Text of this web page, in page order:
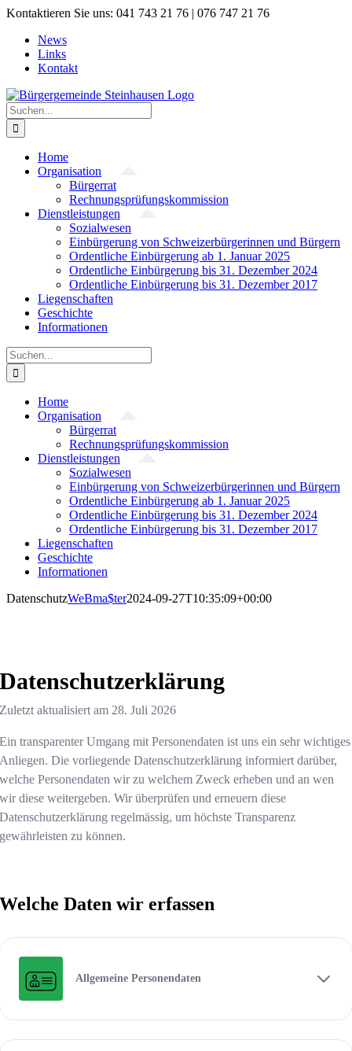
Zum
springen
Kontaktieren Sie uns: 041 743 21 76 | 076 747 21 76
News
Links
Kontakt
Suche
nach:
Home
Organisation
Bürgerrat
Rechnungsprüfungskommission
Dienstleistungen
Sozialwesen
Einbürgerung von Schweizerbürgerinnen und Bürgern
Ordentliche Einbürgerung ab 1. Januar 2025
Ordentliche Einbürgerung bis 31. Dezember 2024
Ordentliche Einbürgerung bis 31. Dezember 2017
Liegenschaften
Geschichte
Informationen
Suche
nach:
Home
Organisation
Bürgerrat
Rechnungsprüfungskommission
Dienstleistungen
Sozialwesen
Einbürgerung von Schweizerbürgerinnen und Bürgern
Ordentliche Einbürgerung ab 1. Januar 2025
Ordentliche Einbürgerung bis 31. Dezember 2024
Ordentliche Einbürgerung bis 31. Dezember 2017
Liegenschaften
Geschichte
Informationen
DatenschutzWeBma$ter2024-09-27T10:35:09+00:00
Datenschutzerklärung
Zuletzt aktualisiert am 28. Juli 2026
Ein transparenter Umgang mit Personendaten ist uns ein sehr wichtiges
Anliegen. Die vorliegende Datenschutzerklärung informiert darüber,
welche Personendaten wir zu welchem Zweck erheben und an wen
wir diese weitergeben. Wir überprüfen und erneuern diese
Datenschutzerklärung regelmässig, um höchste Transparenz
gewährleisten zu können.
Welche Daten wir erfassen
Allgemeine Personendaten